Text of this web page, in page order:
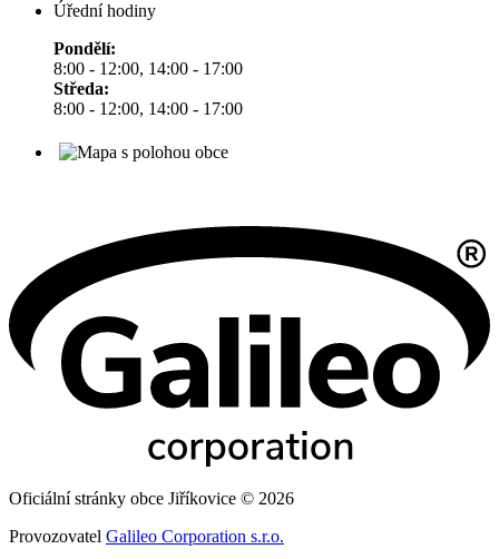
Úřední hodiny
Pondělí:
8:00 - 12:00, 14:00 - 17:00
Středa:
8:00 - 12:00, 14:00 - 17:00
Oficiální stránky obce Jiříkovice © 2026
Provozovatel Galileo Corporation s.r.o.